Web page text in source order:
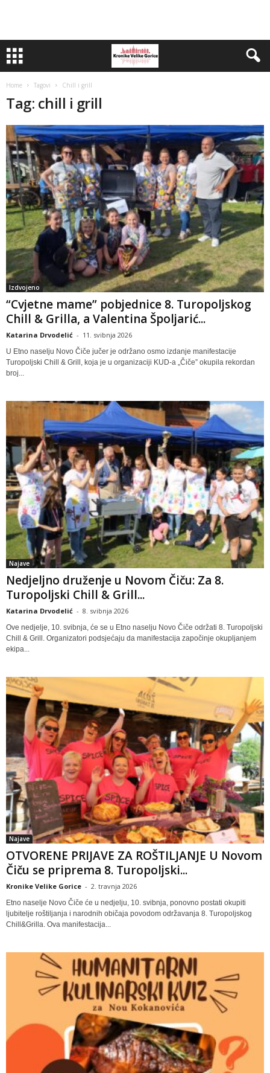
Home Tagovi Chill i grill
Tag: chill i grill
Izdvojeno
“Cvjetne mame” pobjednice 8. Turopoljskog
Chill & Grilla, a Valentina Špoljarić...
Katarina Drvodelić - 11. svibnja 2026
U Etno naselju Novo Čiče jučer je održano osmo izdanje manifestacije
Turopoljski Chill & Grill, koja je u organizaciji KUD-a „Čiče” okupila rekordan
broj...
Najave
Nedjeljno druženje u Novom Čiču: Za 8.
Turopoljski Chill & Grill...
Katarina Drvodelić - 8. svibnja 2026
Ove nedjelje, 10. svibnja, će se u Etno naselju Novo Čiče održati 8. Turopoljski
Chill & Grill. Organizatori podsjećaju da manifestacija započinje okupljanjem
ekipa...
Najave
OTVORENE PRIJAVE ZA ROŠTILJANJE U Novom
Čiču se priprema 8. Turopoljski...
Kronike Velike Gorice - 2. travnja 2026
Etno naselje Novo Čiče će u nedjelju, 10. svibnja, ponovno postati okupiti
ljubitelje roštiljanja i narodnih običaja povodom održavanja 8. Turopoljskog
Chill&Grilla. Ova manifestacija...